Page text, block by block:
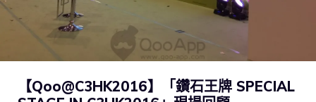
【Qoo@C3HK2016】「鑽石王牌 SPECIAL